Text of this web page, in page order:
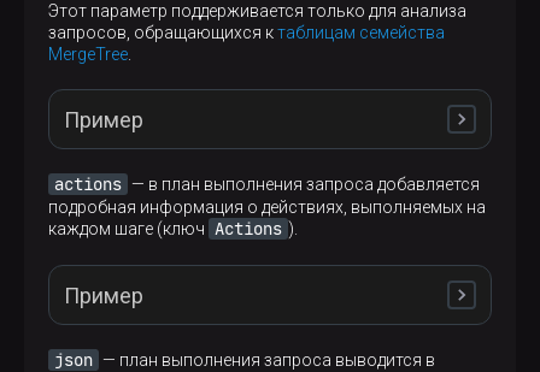
│ Expression ((Projection + Before ORDER BY))
│ Header: test_sums UInt64
│   Aggregating
│           sum(number) UInt64
│     Expression (Before GROUP BY)
│     Header: number UInt64
│       ReadFromStorage (SystemNumbers)
│       Header: number UInt64
EXPLAIN description = 1 (по умолчанию)
SELECT
numbers(
│   Aggregating
│     Expression (Before GROUP BY)
│       ReadFromStorage (SystemNumbers)
Этот параметр поддерживается только для анализа
запросов, обращающихся ктаблицам семейства
MergeTree
Пример
FROM
actions — в план выполнения запроса добавляется
подробная информация о действиях, выполняемых на
каждом шаге (ключ Actions ).
Пример
json — план выполнения запроса выводится в